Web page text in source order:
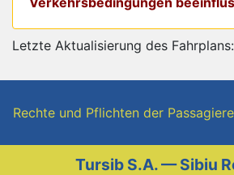
Letzte Aktualisierung des
Rechte und Pflichten der Passagiere
Tursib S.A. — Sibiu